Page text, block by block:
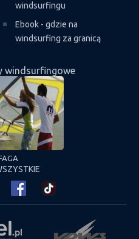
windsurfingu
Ebook - gdzie na
windsurfing za granicą
windsurfingowe